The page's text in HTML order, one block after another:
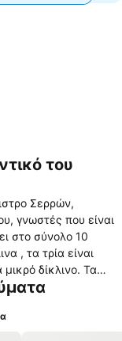
του
Σερρών,
γνωστές που είναι
, τα τρία είναι
δίκλινο. Τα
ελεύθερα
με ντους και